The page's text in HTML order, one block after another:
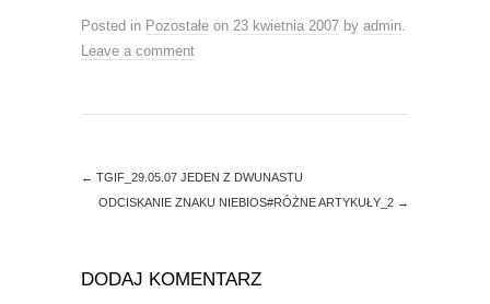
i
n
d
o
w
i
n
d
Posted in Pozostałe on 23 kwietnia 2007 by admin.
Leave a comment
← TGIF_29.05.07 JEDEN Z DWUNASTU
ODCISKANIE ZNAKU NIEBIOS#RÓŻNE ARTYKUŁY_2 →
DODAJ KOMENTARZ